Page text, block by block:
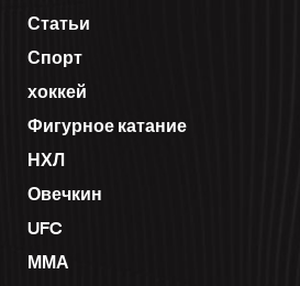
Статьи
Спорт
хоккей
Фигурное катание
НХЛ
Овечкин
UFC
ММА